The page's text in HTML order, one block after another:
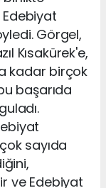
Edebiyat
Görgel,
Kısakürek'e,
kadar birçok
başarıda
sayıda
ve Edebiyat